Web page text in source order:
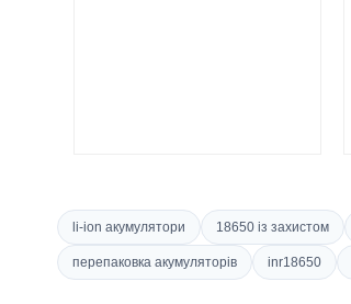
li-ion акумулятори 18650 із захистом
перепаковка акумуляторів inr18650